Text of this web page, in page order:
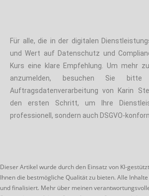
Für alle, die in der digitalen
und Wert auf Datenschutz und
Kurs eine klare Empfehlung. Um mehr
anzumelden, besuchen Sie
Auftragsdatenverarbeitung von Karin
den ersten Schritt, um Ihre
professionell, sondern auch DSGVO-
Dieser Artikel wurde durch den Einsatz von KI-
Ihnen die bestmögliche Qualität zu bieten. Alle
und finalisiert. Mehr über meinen